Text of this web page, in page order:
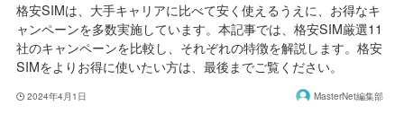
格安SIMは、大手キャリアに比べて安く使えるうえに、お得なキ
ャンペーンを多数実施しています。本記事では、格安SIM厳選11
社のキャンペーンを比較し、それぞれの特徴を解説します。格安
SIMをよりお得に使いたい方は、最後までご覧ください。
2024年4月1日 MasterNet編集部